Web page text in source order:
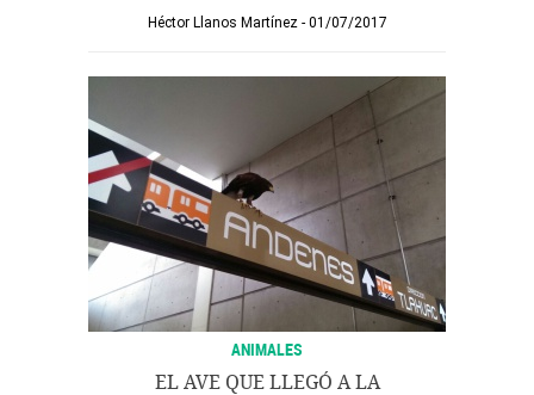
Héctor Llanos Martínez 01/07/2017
ANIMALES
EL AVE QUE LLEGÓ A LA